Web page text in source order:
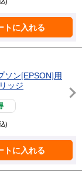
トに入れる
ソン[EPSON]用
ッジ
)
トに入れる